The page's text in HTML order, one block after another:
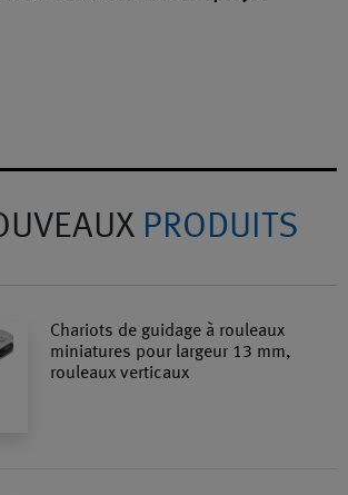
PRODUITS
Chariots de guidage à rouleaux
miniatures pour largeur 13 mm,
rouleaux verticaux